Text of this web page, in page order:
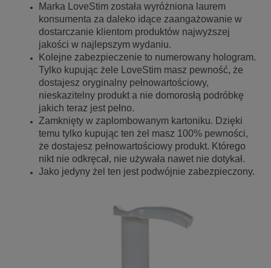
Marka LoveStim została wyróżniona laurem
konsumenta za daleko idące zaangażowanie w
dostarczanie klientom produktów najwyższej
jakości w najlepszym wydaniu.
Kolejne zabezpieczenie to numerowany hologram.
Tylko kupując żele LoveStim masz pewność, że
dostajesz oryginalny pełnowartościowy,
nieskazitelny produkt a nie domorosłą podróbkę
jakich teraz jest pełno.
Zamknięty w zaplombowanym kartoniku. Dzięki
temu tylko kupując ten żel masz 100% pewności,
że dostajesz pełnowartościowy produkt. Którego
nikt nie odkręcał, nie używała nawet nie dotykał.
Jako jedyny żel ten jest podwójnie zabezpieczony.